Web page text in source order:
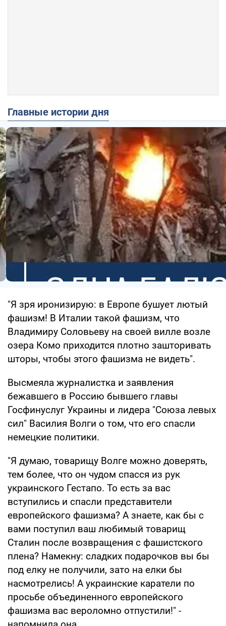
Главные истории дня
"Я зря иронизирую: в Европе бушует лютый
фашизм! В Италии такой фашизм, что
Владимиру Соловьеву на своей вилле возле
озера Комо приходится плотно зашторивать
шторы, чтобы этого фашизма не видеть".
Высмеяла журналистка и заявления
бежавшего в Россию бывшего главы
Госфинуслуг Украины и лидера "Союза левых
сил" Василия Волги о том, что его спасли
немецкие политики.
"Я думаю, товарищу Волге можно доверять,
тем более, что он чудом спасся из рук
украинского Гестапо. То есть за вас
вступились и спасли представители
европейского фашизма? А знаете, как бы с
вами поступил ваш любимый товарищ
Сталин после возвращения с фашистского
плена? Намекну: сладких подарочков вы бы
под елку не получили, зато на елки бы
насмотрелись! А украинские каратели по
просьбе объединенного европейского
фашизма вас вероломно отпустили!" -